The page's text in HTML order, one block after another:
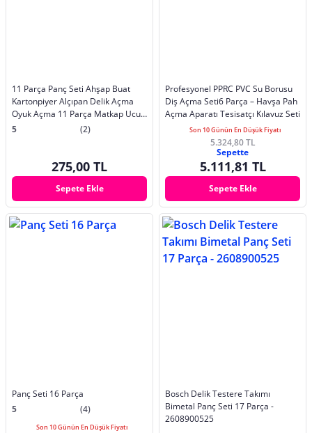
11 Parça Panç Seti Ahşap Buat
Kartonpiyer Alçıpan Delik Açma
Oyuk Açma 11 Parça Matkap Ucu
Panç Seti
5 (2)
275,00 TL
Sepete Ekle
Profesyonel PPRC PVC Su Borusu
Diş Açma Seti6 Parça – Havşa Pah
Açma Aparatı Tesisatçı Kılavuz Seti
Son 10 Günün En Düşük Fiyatı
5.324,80 TL
Sepette
5.111,81 TL
Sepete Ekle
Panç Seti 16 Parça
5
(4)
Son 10 Günün En Düşük Fiyatı
Bosch Delik Testere Takımı
Bimetal Panç Seti 17 Parça -
2608900525